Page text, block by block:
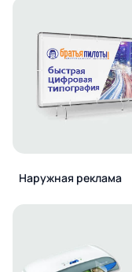
Наружная реклама